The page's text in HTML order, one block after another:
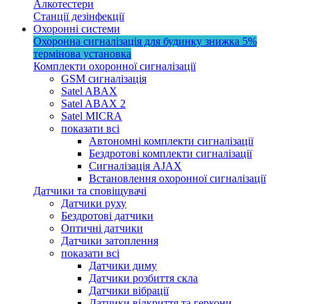
Алкотестери
Станції дезінфекції
Охоронні системи
Охоронна сигналізація для будинку знижка 5%
термінова установка
Комплекти охоронної сигналізації
GSM сигналізація
Satel ABAX
Satel ABAX 2
Satel MICRA
показати всі
Автономні комплекти сигналізації
Бездротові комплекти сигналізації
Сигналізація AJAX
Встановлення охоронної сигналізації
Датчики та сповіщувачі
Датчики руху
Бездротові датчики
Оптичні датчики
Датчики затоплення
показати всі
Датчики диму
Датчики розбиття скла
Датчики вібрації